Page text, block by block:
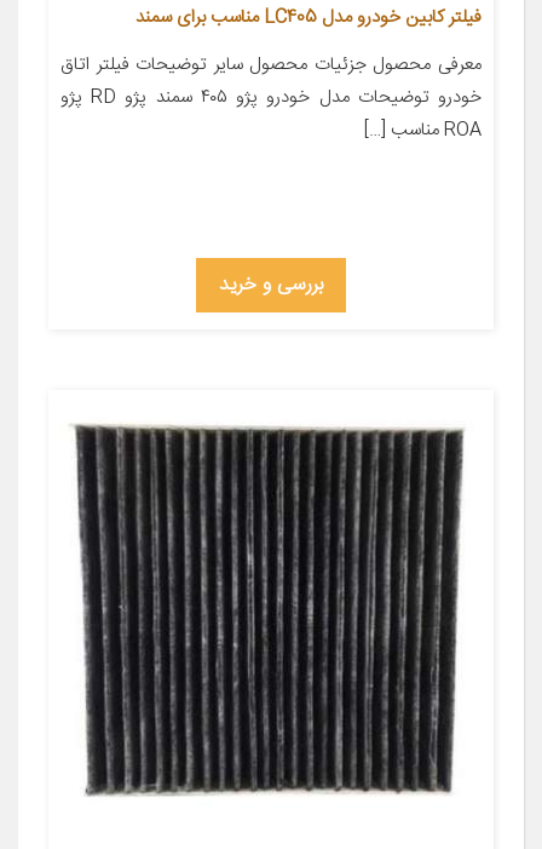
فیلتر کابین خودرو مدل LC405 مناسب برای سمند
معرفی محصول جزئیات محصول سایر توضیحات فیلتر اتاق
خودرو توضیحات مدل خودرو پژو ۴۰۵ سمند پژو RD پژو
ROA مناسب […]
بررسی و خرید